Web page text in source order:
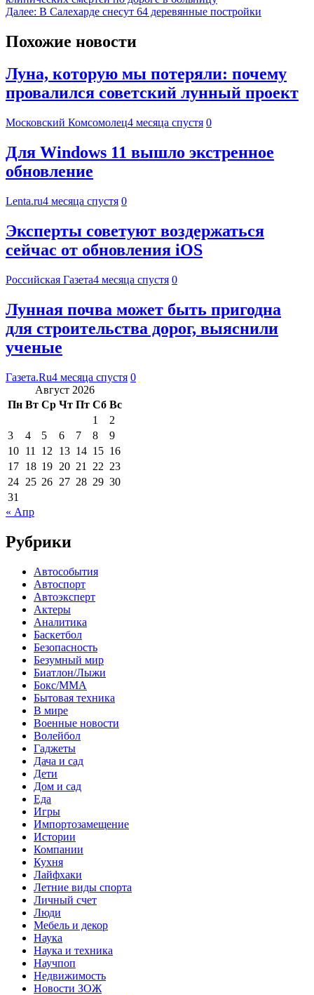
Далее: В Салехарде снесут 64 деревянные постройки
Похожие новости
Луна, которую мы потеряли: почему
провалился советский лунный проект
Московский Комсомолец4 месяца спустя 0
Для Windows 11 вышло экстренное
обновление
Lenta.ru4 месяца спустя 0
Эксперты советуют воздержаться
сейчас от обновления iOS
Российская Газета4 месяца спустя 0
Лунная почва может быть пригодна
для строительства дорог, выяснили
ученые
Газета.Ru4 месяца спустя 0
Август 2026
Пн Вт Ср Чт Пт Сб Вс
1
2
3
4 5 6 7 8
9
10 11 12 13 14 15 16
17 18 19 20 21 22 23
24 25 26 27 28 29 30
31
« Апр
Рубрики
Автособытия
Автоспорт
Автоэксперт
Актеры
Аналитика
Баскетбол
Безопасность
Безумный мир
Биатлон/Лыжи
Бокс/MMA
Бытовая техника
В мире
Военные новости
Волейбол
Гаджеты
Дача и сад
Дети
Дом и сад
Еда
Игры
Импортозамещение
Истории
Компании
Кухня
Лайфхаки
Летние виды спорта
Личный счет
Люди
Мебель и декор
Наука
Наука и техника
Научпоп
Недвижимость
Новости ЗОЖ